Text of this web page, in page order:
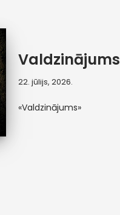
Valdzinājums
22. jūlijs, 2026.
«Valdzinājums»